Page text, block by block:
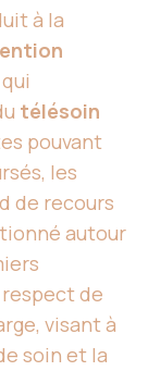
à la
télésoin
pouvant
les
de recours
autour
de
visant à
soin et la